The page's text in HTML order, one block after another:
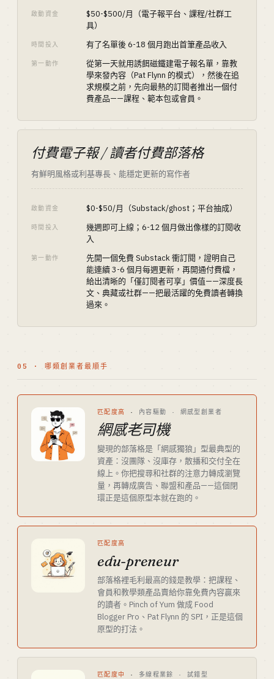
啟動資金
$50-$500/月（電子報平台、課程/社群工
具）
時間投入 有了名單後 6-18 個月跑出首筆產品收入
第一動作
從第一天就用誘餌磁鐵建電子報名單，靠教
學來發內容（Pat Flynn 的模式），然後在追
求規模之前，先向最熱的訂閱者推出一個付
費產品——課程、範本包或會員。
付費電子報 / 讀者付費部落格
有鮮明風格或利基專長、能穩定更新的寫作者
啟動資金 $0-$50/月（Substack/ghost；平台抽成）
時間投入
幾週即可上線；6-12 個月做出像樣的訂閱收
入
第一動作
先開一個免費 Substack 衝訂閱，證明自己
能連續 3-6 個月每週更新，再開通付費檔，
給出清晰的「僅訂閱者可享」價值——深度長
文、典藏或社群——把最活躍的免費讀者轉換
過來。
05 · 哪類創業者最順手
匹配度高 · 內容驅動 · 網感型創業者
網感老司機
變現的部落格是「網感獨狼」型最典型的
資產：沒團隊、沒庫存，散播和交付全在
線上。你把搜尋和社群的注意力轉成瀏覽
量，再轉成廣告、聯盟和產品——這個閉
環正是這個原型本就在跑的。
匹配度高
edu-preneur
部落格裡毛利最高的錢是教學：把課程、
會員和教學類產品賣給你靠免費內容贏來
的讀者。Pinch of Yum 做成 Food
Blogger Pro、Pat Flynn 的 SPI，正是這個
原型的打法。
匹配度中 · 多線程業餘 · 試錯型